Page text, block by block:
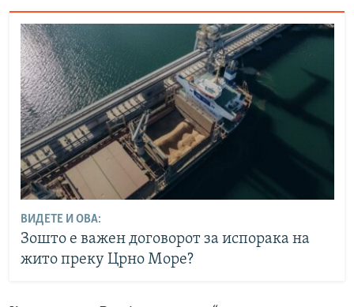
ВИДЕТЕ И ОВА:
Зошто е важен договорот за испорака на
жито преку Црно Море?